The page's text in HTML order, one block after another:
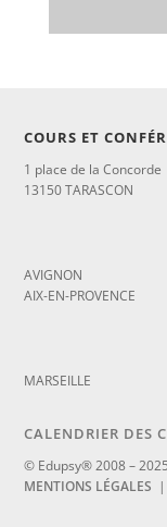
COURS ET
1 place de la Concorde
13150 TARASCON
AVIGNON
AIX-EN-PROVENCE
MARSEILLE
CALENDRIER DES
© Edupsy® 2008 – 2025
MENTIONS LÉGALES |